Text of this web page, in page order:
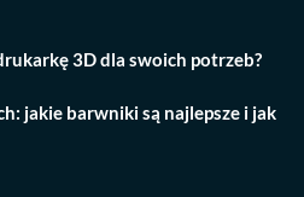
3D dla swoich potrzeb?
jakie barwniki są najlepsze i jak